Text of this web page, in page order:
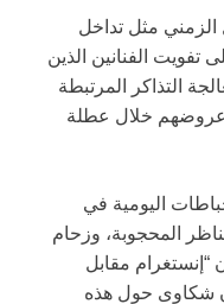
الزمني مثل تداخل
تفويت الفنانين الذين
التذاكر المرتبطة
عروضهم خلال عطلة
اليومية في
المحجوبة، وزحام
مقابل
شكاوى حول هذه